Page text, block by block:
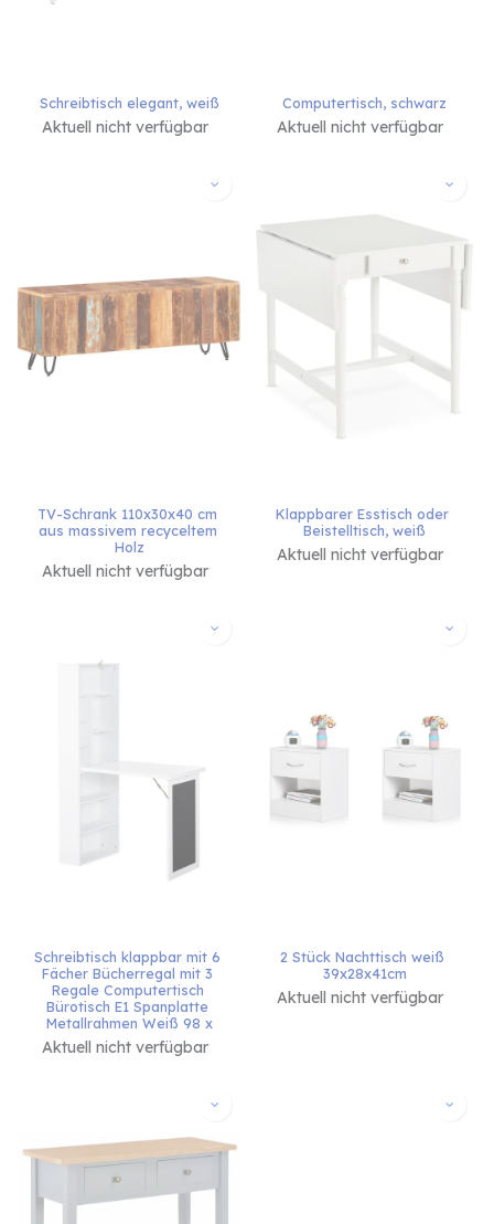
Schreibtisch elegant, weiß
Aktuell nicht verfügbar
Computertisch, schwarz
Aktuell nicht verfügbar
TV-Schrank 110x30x40 cm
aus massivem recyceltem
Holz
Aktuell nicht verfügbar
Klappbarer Esstisch oder
Beistelltisch, weiß
Aktuell nicht verfügbar
Schreibtisch klappbar mit 6
Fächer Bücherregal mit 3
Regale Computertisch
Bürotisch E1 Spanplatte
Metallrahmen Weiß 98 x
Aktuell nicht verfügbar
2 Stück Nachttisch weiß
39x28x41cm
Aktuell nicht verfügbar